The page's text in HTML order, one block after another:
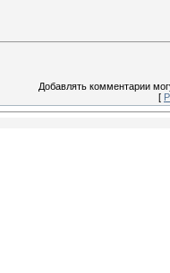
Добавлять комментарии
[